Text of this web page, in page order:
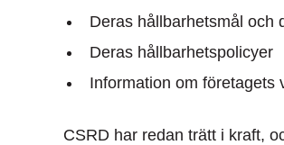
Deras hållbarhetsmål och
Deras hållbarhetspolicyer
Information om företagets
CSRD har redan trätt i kraft,